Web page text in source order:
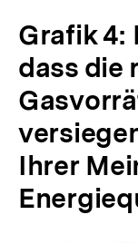
Grafik 4:
dass die
Ihrer